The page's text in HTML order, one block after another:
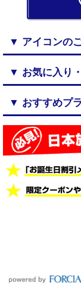
▼ アイコンの
▼ お気に入り
▼ おすすめプ